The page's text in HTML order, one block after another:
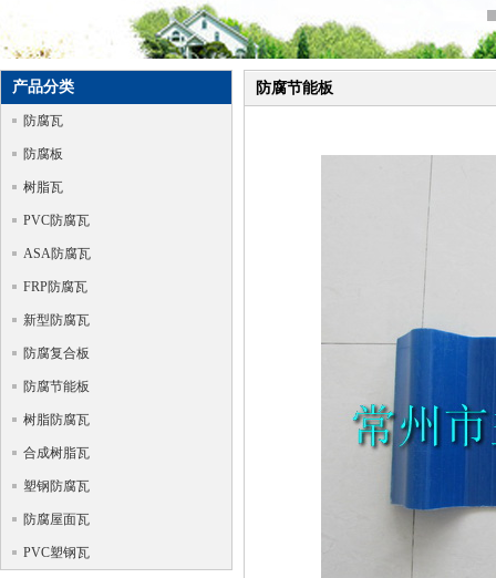
产品分类
防腐瓦
防腐板
树脂瓦
PVC防腐瓦
ASA防腐瓦
FRP防腐瓦
新型防腐瓦
防腐复合板
防腐节能板
树脂防腐瓦
合成树脂瓦
塑钢防腐瓦
防腐屋面瓦
PVC塑钢瓦
防腐节能板